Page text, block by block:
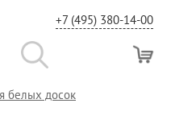
+7 (495) 380-14-00
белых досок